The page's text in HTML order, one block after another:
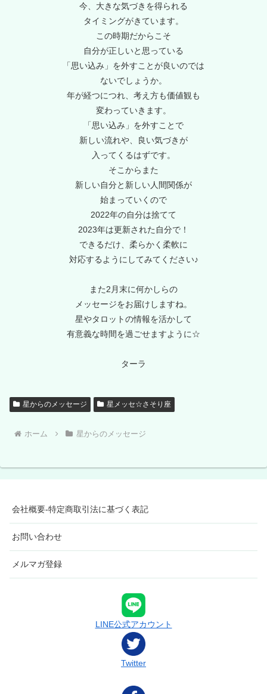
今、大きな気づきを得られる
タイミングがきています。
この時期だからこそ
自分が正しいと思っている
「思い込み」を外すことが良いのでは
ないでしょうか。
年が経つにつれ、考え方も価値観も
変わっていきます。
「思い込み」を外すことで
新しい流れや、良い気づきが
入ってくるはずです。
そこからまた
新しい自分と新しい人間関係が
始まっていくので
2022年の自分は捨てて
2023年は更新された自分で！
できるだけ、柔らかく柔軟に
対応するようにしてみてください♪
また2月末に何かしらの
メッセージをお届けしますね。
星やタロットの情報を活かして
有意義な時間を過ごせますように☆
ターラ
星からのメッセージ 星メッセ☆さそり座
ホーム 星からのメッセージ
会社概要-特定商取引法に基づく表記
お問い合わせ
メルマガ登録
LINE公式アカウント
Twitter